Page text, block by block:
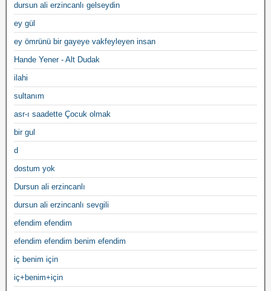
dursun ali erzincanlı gelseydin
ey gül
ey ömrünü bir gayeye vakfeyleyen insan
Hande Yener - Alt Dudak
ilahi
sultanım
asr-ı saadette Çocuk olmak
bir gul
d
dostum yok
Dursun ali erzincanlı
dursun ali erzincanlı sevgili
efendim efendim
efendim efendim benim efendim
iç benim için
iç+benim+için